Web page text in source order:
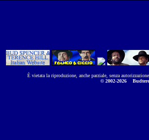
È vietata la riproduzione, anche parziale, senza
© 2002-2026